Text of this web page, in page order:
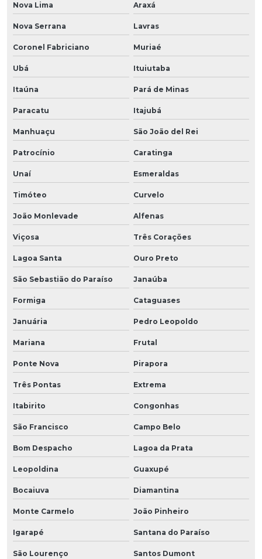
Nova Lima Araxá
Nova Serrana Lavras
Coronel Fabriciano Muriaé
Ubá Ituiutaba
Itaúna Pará de Minas
Paracatu Itajubá
Manhuaçu São João del Rei
Patrocínio Caratinga
Unaí Esmeraldas
Timóteo Curvelo
João Monlevade Alfenas
Viçosa Três Corações
Lagoa Santa Ouro Preto
São Sebastião do Paraíso Janaúba
Formiga Cataguases
Januária Pedro Leopoldo
Mariana Frutal
Ponte Nova Pirapora
Três Pontas Extrema
Itabirito Congonhas
São Francisco Campo Belo
Bom Despacho Lagoa da Prata
Leopoldina Guaxupé
Bocaiuva Diamantina
Monte Carmelo João Pinheiro
Igarapé Santana do Paraíso
São Lourenço Santos Dumont